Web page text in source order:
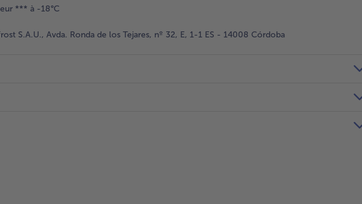
*** à -18°C
S.A.U., Avda. Ronda de los Tejares, nº 32, E, 1-1 ES - 14008 Córdoba